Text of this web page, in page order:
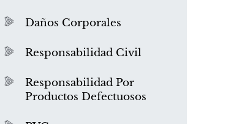
Daños Corporales
Responsabilidad Civil
Responsabilidad Por
Productos Defectuosos